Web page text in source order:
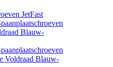
JetFast
Blauw-
Voldraad Blauw-